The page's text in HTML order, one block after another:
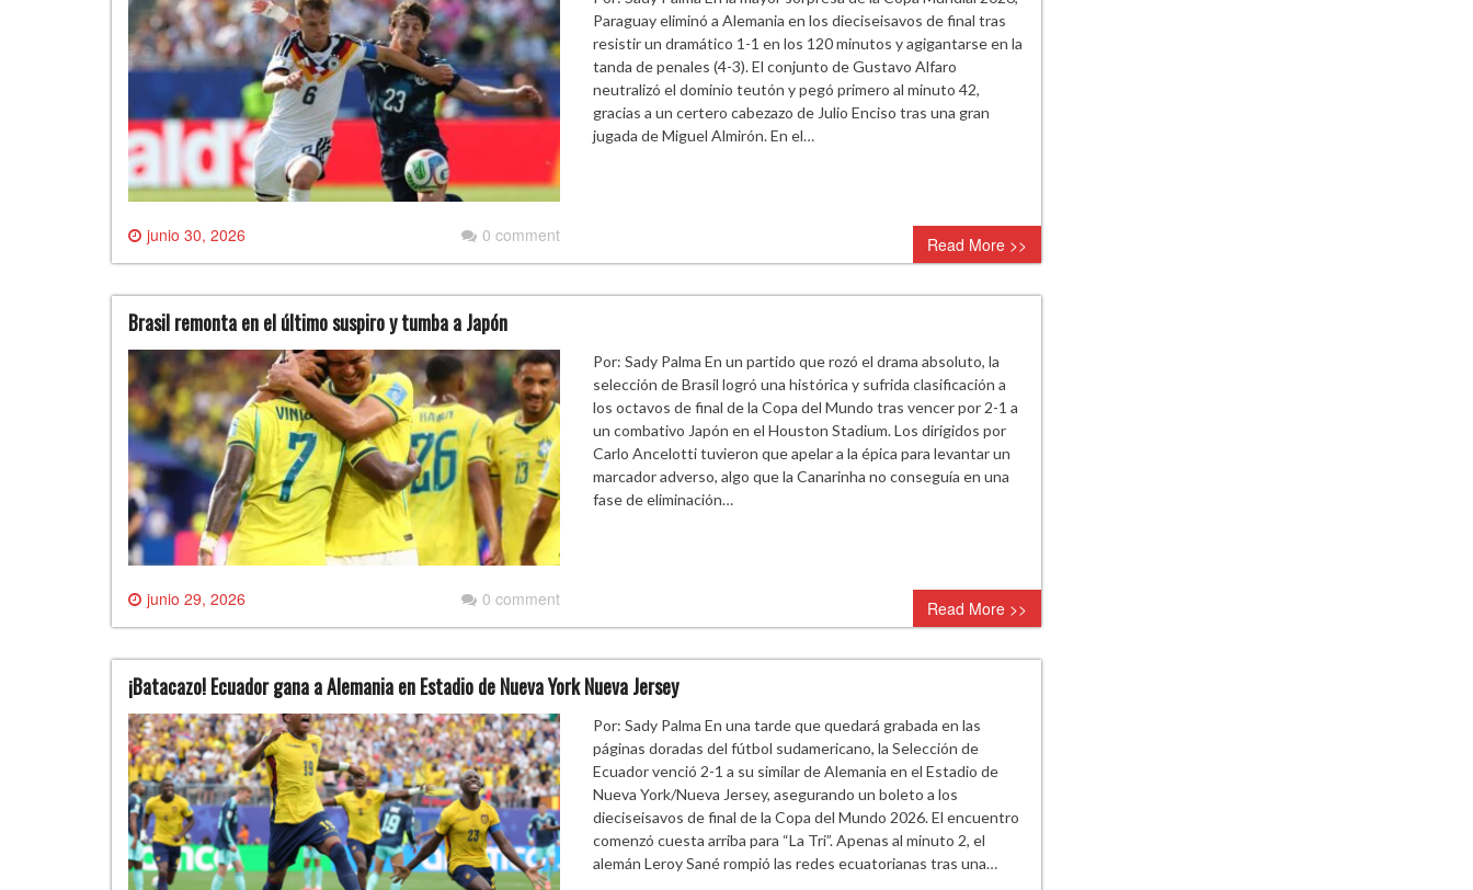
junio 30, 2026 0 comment
Paraguay eliminó a Alemania en los dieciseisavos de final tras
resistir un dramático 1-1 en los 120 minutos y agigantarse en la
tanda de penales (4-3). El conjunto de Gustavo Alfaro
neutralizó el dominio teutón y pegó primero al minuto 42,
gracias a un certero cabezazo de Julio Enciso tras una gran
jugada de Miguel Almirón. En el…
Read More >>
Brasil remonta en el último suspiro y tumba a Japón
junio 29, 2026 0 comment
Por: Sady Palma En un partido que rozó el drama absoluto, la
selección de Brasil logró una histórica y sufrida clasificación a
los octavos de final de la Copa del Mundo tras vencer por 2-1 a
un combativo Japón en el Houston Stadium. Los dirigidos por
Carlo Ancelotti tuvieron que apelar a la épica para levantar un
marcador adverso, algo que la Canarinha no conseguía en una
fase de eliminación…
Read More >>
¡Batacazo! Ecuador gana a Alemania en Estadio de Nueva York Nueva Jersey
Por: Sady Palma En una tarde que quedará grabada en las
páginas doradas del fútbol sudamericano, la Selección de
Ecuador venció 2-1 a su similar de Alemania en el Estadio de
Nueva York/Nueva Jersey, asegurando un boleto a los
dieciseisavos de final de la Copa del Mundo 2026. El encuentro
comenzó cuesta arriba para “La Tri”. Apenas al minuto 2, el
alemán Leroy Sané rompió las redes ecuatorianas tras una…